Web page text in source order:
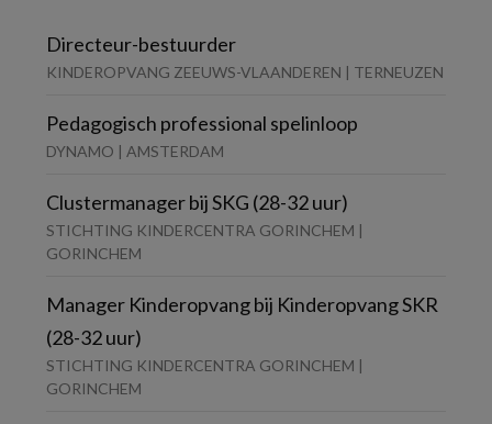
Directeur-bestuurder
KINDEROPVANG ZEEUWS-VLAANDEREN | TERNEUZEN
Pedagogisch professional spelinloop
DYNAMO | AMSTERDAM
Clustermanager bij SKG (28-32 uur)
STICHTING KINDERCENTRA GORINCHEM |
GORINCHEM
Manager Kinderopvang bij Kinderopvang SKR
(28-32 uur)
STICHTING KINDERCENTRA GORINCHEM |
GORINCHEM